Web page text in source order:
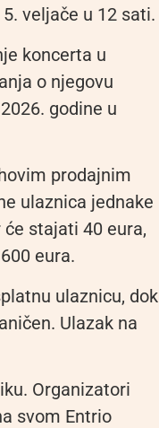
veljače u 12 sati.
koncerta u
o njegovu
godine u
prodajnim
ulaznica jednake
stajati 40 eura,
eura.
ulaznicu, dok
Ulazak na
Organizatori
svom Entrio